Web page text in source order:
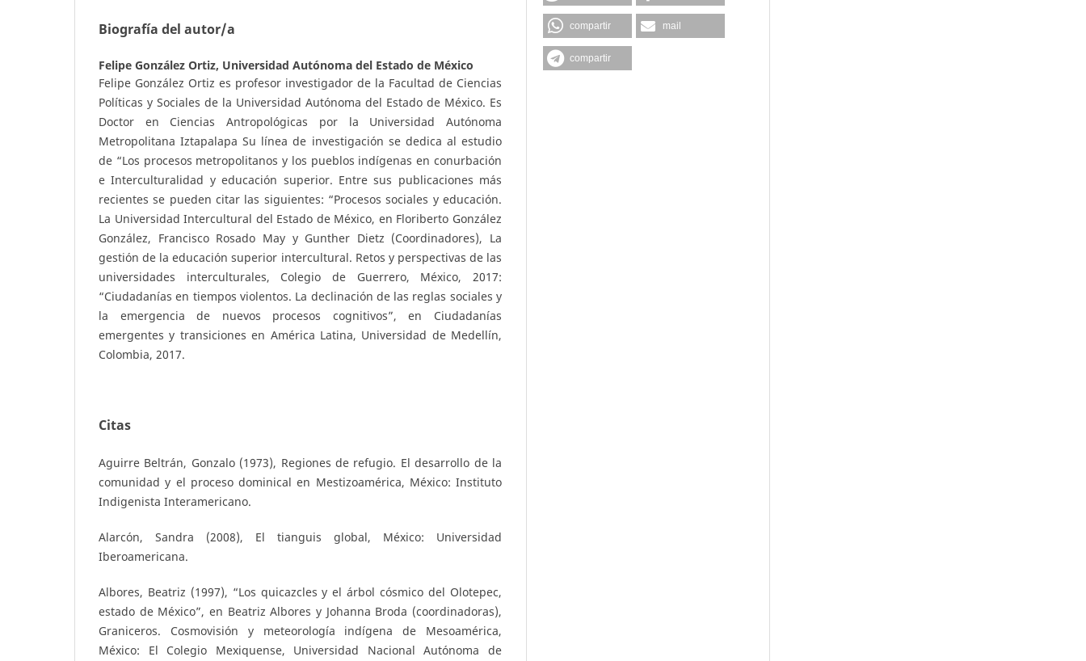
Biografía del autor/a
Felipe González Ortiz, Universidad Autónoma del Estado de México
Felipe González Ortiz es profesor investigador de la Facultad de Ciencias
Políticas y Sociales de la Universidad Autónoma del Estado de México. Es
Doctor en Ciencias Antropológicas por la Universidad Autónoma
Metropolitana Iztapalapa Su línea de investigación se dedica al estudio
de “Los procesos metropolitanos y los pueblos indígenas en conurbación
e Interculturalidad y educación superior. Entre sus publicaciones más
recientes se pueden citar las siguientes: “Procesos sociales y educación.
La Universidad Intercultural del Estado de México, en Floriberto González
González, Francisco Rosado May y Gunther Dietz (Coordinadores), La
gestión de la educación superior intercultural. Retos y perspectivas de las
universidades interculturales, Colegio de Guerrero, México, 2017:
“Ciudadanías en tiempos violentos. La declinación de las reglas sociales y
la emergencia de nuevos procesos cognitivos”, en Ciudadanías
emergentes y transiciones en América Latina, Universidad de Medellín,
Colombia, 2017.
Citas
Aguirre Beltrán, Gonzalo (1973), Regiones de refugio. El desarrollo de la
comunidad y el proceso dominical en Mestizoamérica, México: Instituto
Indigenista Interamericano.
Alarcón, Sandra (2008), El tianguis global, México: Universidad
Iberoamericana.
Albores, Beatriz (1997), “Los quicazcles y el árbol cósmico del Olotepec,
estado de México”, en Beatriz Albores y Johanna Broda (coordinadoras),
Graniceros. Cosmovisión y meteorología indígena de Mesoamérica,
México: El Colegio Mexiquense, Universidad Nacional Autónoma de
compartir mail
compartir